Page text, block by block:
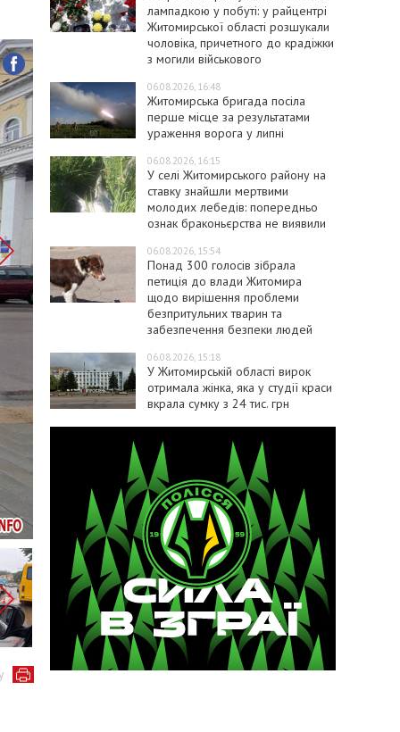
лампадкою у побуті: у райцентрі
Житомирської області розшукали
чоловіка, причетного до крадіжки
з могили військового
06.08.2026, 16:48
Житомирська бригада посіла
перше місце за результатами
ураження ворога у липні
06.08.2026, 16:15
У селі Житомирського району на
ставку знайшли мертвими
молодих лебедів: попередньо
ознак браконьєрства не виявили
06.08.2026, 15:54
Понад 300 голосів зібрала
петиція до влади Житомира
щодо вирішення проблеми
безпритульних тварин та
забезпечення безпеки людей
06.08.2026, 15:18
У Житомирській області вирок
отримала жінка, яка у студії краси
вкрала сумку з 24 тис. грн